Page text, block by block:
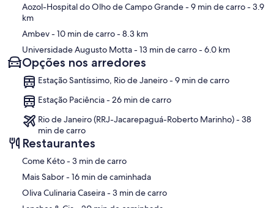
Aozol-Hospital do Olho de Campo Grande- 9 min de carro- 3.9
km
Ambev- 10 min de carro- 8.3 km
Universidade Augusto Motta- 13 min de carro- 6.0 km
Opções nos arredores
Estação Santíssimo, Rio de Janeiro - 9 min de carro
Estação Paciência - 26 min de carro
Rio de Janeiro (RRJ-Jacarepaguá-Roberto Marinho) - 38
min de carro
Restaurantes
‪Come Kéto - ‬3 min de carro
‪Mais Sabor - ‬16 min de caminhada
‪Oliva Culinaria Caseira - ‬3 min de carro